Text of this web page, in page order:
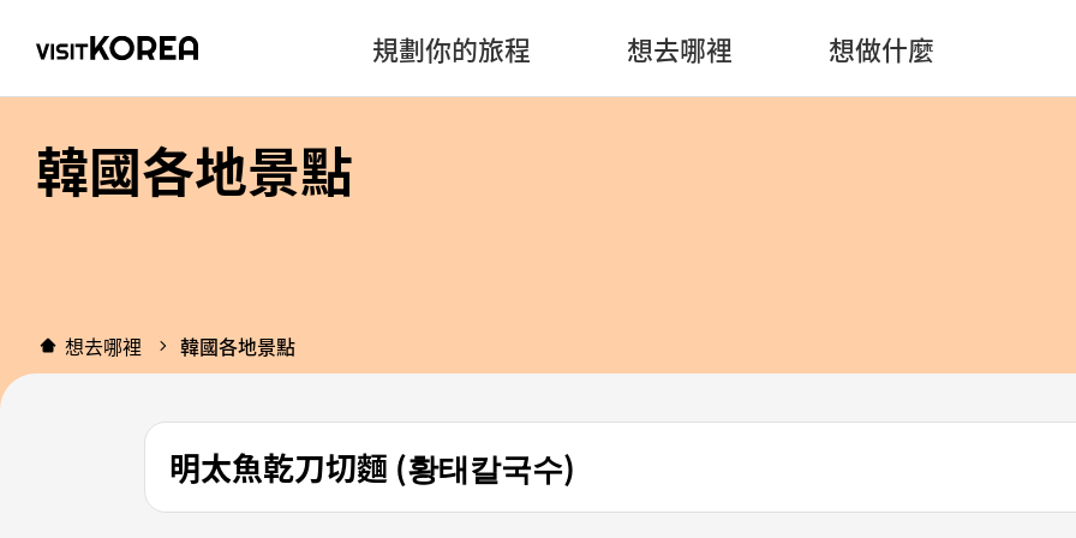
規劃你的旅程 想去哪裡 想做什麼
韓國各地景點
想去哪裡 韓國各地景點
明太魚乾刀切麵 (황태칼국수)